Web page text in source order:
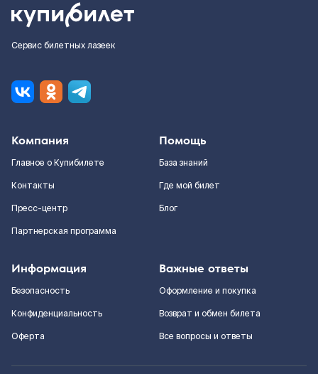
Сервис билетных лазеек
Компания
Главное о Купибилете
Контакты
Пресс-центр
Партнерская программа
Помощь
База знаний
Где мой билет
Блог
Информация
Безопасность
Конфиденциальность
Оферта
Важные ответы
Оформление и покупка
Возврат и обмен билета
Все вопросы и ответы